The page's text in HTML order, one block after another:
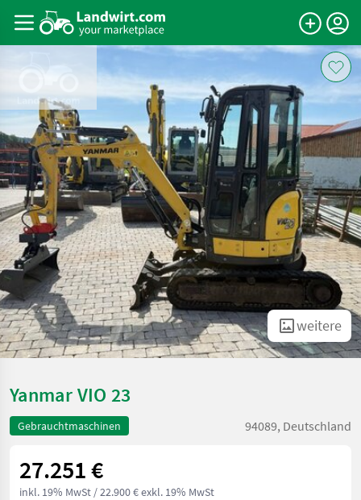
weitere
Yanmar VIO 23
Gebrauchtmaschinen 94089, Deutschland
27.251 €
inkl. 19% MwSt / 22.900 € exkl. 19% MwSt